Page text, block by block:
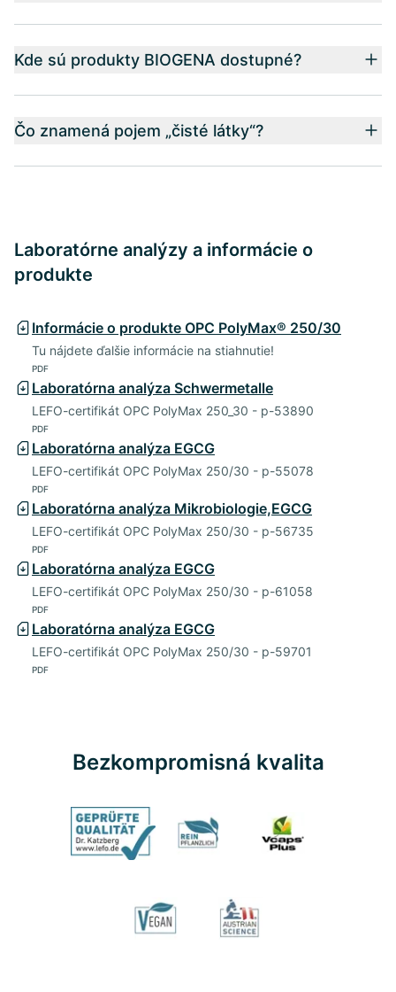
Kde sú produkty BIOGENA dostupné?
Čo znamená pojem „čisté látky“?
Laboratórne analýzy a informácie o
produkte
Informácie o produkte OPC PolyMax® 250/30
Tu nájdete ďalšie informácie na stiahnutie!
PDF
Laboratórna analýza Schwermetalle
LEFO-certifikát OPC PolyMax 250_30 - p-53890
PDF
Laboratórna analýza EGCG
LEFO-certifikát OPC PolyMax 250/30 - p-55078
PDF
Laboratórna analýza Mikrobiologie,EGCG
LEFO-certifikát OPC PolyMax 250/30 - p-56735
PDF
Laboratórna analýza EGCG
LEFO-certifikát OPC PolyMax 250/30 - p-61058
PDF
Laboratórna analýza EGCG
LEFO-certifikát OPC PolyMax 250/30 - p-59701
PDF
Bezkompromisná kvalita